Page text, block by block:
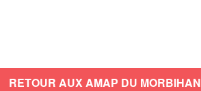
RETOUR AUX AMAP DU MORBIHAN